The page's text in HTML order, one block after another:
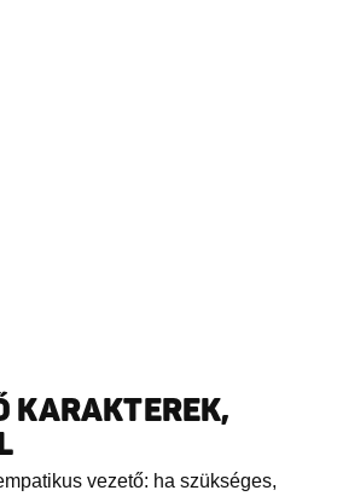
KARAKTEREK,
vezető: ha szükséges,